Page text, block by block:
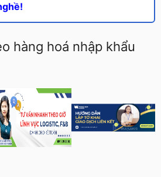
hàng hoá nhập khẩu